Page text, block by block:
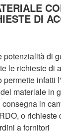
DI
potenzialità di
le richieste di
permette infatti
materiale in
in
o
a fornitori